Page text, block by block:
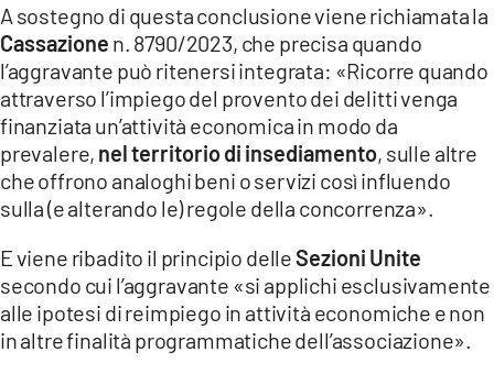
A sostegno di questa conclusione viene richiamata la
Cassazione n. 8790/2023, che precisa quando
l’aggravante può ritenersi integrata: «Ricorre quando
attraverso l’impiego del provento dei delitti venga
finanziata un’attività economica in modo da
prevalere, nel territorio di insediamento, sulle altre
che offrono analoghi beni o servizi così influendo
sulla (e alterando le) regole della concorrenza».
E viene ribadito il principio delleSezioni Unite
secondo cui l’aggravante «si applichi esclusivamente
alle ipotesi di reimpiego in attività economiche e non
in altre finalità programmatiche dell’associazione».